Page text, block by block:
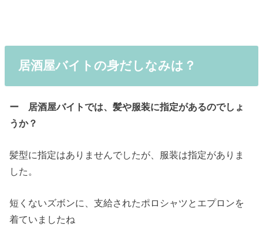
居酒屋バイトの身だしなみは？
ー 居酒屋バイトでは、髪や服装に指定があるのでしょ
うか？
髪型に指定はありませんでしたが、服装は指定がありま
した。
短くないズボンに、支給されたポロシャツとエプロンを
着ていましたね